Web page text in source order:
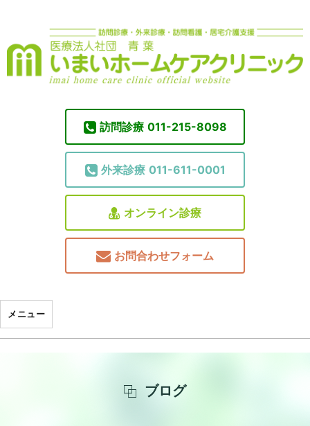
訪問診療 011-215-8098
外来診療 011-611-0001
オンライン診療
お問合わせフォーム
メニュー
ブログ